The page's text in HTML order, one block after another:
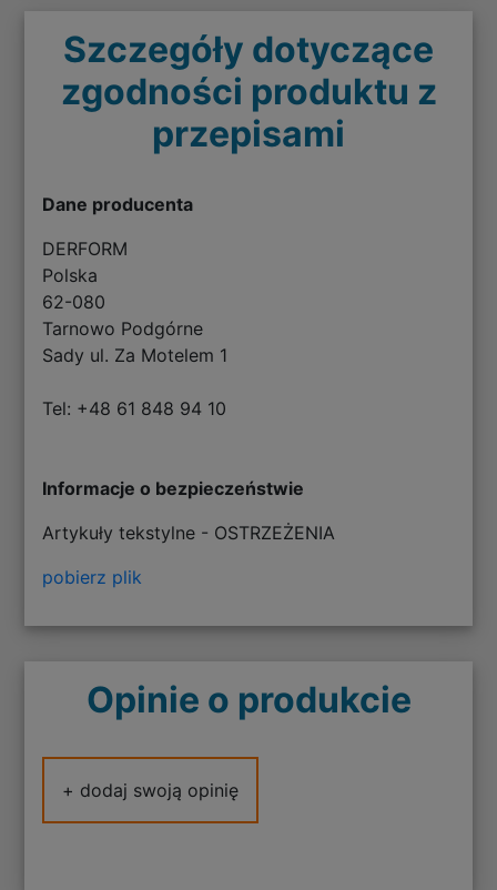
Szczegóły dotyczące
zgodności produktu z
przepisami
Dane producenta
DERFORM
Polska
62-080
Tarnowo Podgórne
Sady ul. Za Motelem 1
Tel: +48 61 848 94 10
Informacje o bezpieczeństwie
Artykuły tekstylne - OSTRZEŻENIA
pobierz plik
Opinie o produkcie
+ dodaj swoją opinię